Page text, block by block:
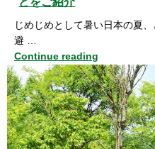
じめじめとして暑い日本の夏
避 …
Continue reading